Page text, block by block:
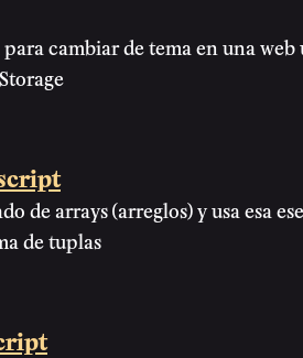
cambiar de tema en una web
de arrays (arreglos) y usa esa ese
de tuplas